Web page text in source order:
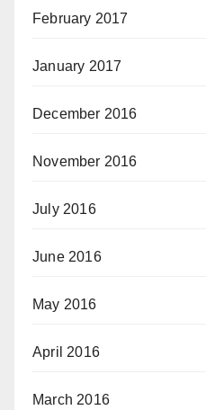
February 2017
January 2017
December 2016
November 2016
July 2016
June 2016
May 2016
April 2016
March 2016